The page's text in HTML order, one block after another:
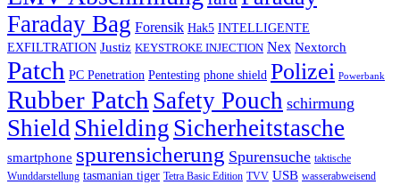
Faraday Bag Forensik Hak5 INTELLIGENTE
EXFILTRATION Justiz KEYSTROKE INJECTION Nex Nextorch
Patch PC Penetration Pentesting phone shield Polizei Powerbank
Rubber Patch Safety Pouch schirmung
ShieldShielding Sicherheitstasche
smartphone spurensicherung Spurensuche taktische
Wunddarstellung tasmanian tiger Tetra Basic Edition TVV USB wasserabweisend